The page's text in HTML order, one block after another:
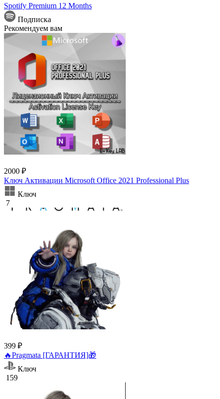
Spotify Premium 12 Months
Подписка
Рекомендуем вам
2000 ₽
Ключ Активации Microsoft Office 2021 Professional Plus
Ключ
7
399 ₽
🔥Pragmata [ГАРАНТИЯ]🎁
Ключ
159